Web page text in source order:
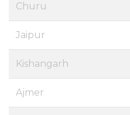
Churu
Jaipur
Kishangarh
Ajmer